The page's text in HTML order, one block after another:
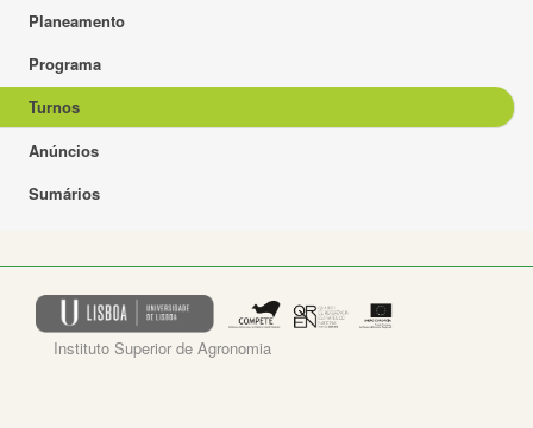
Planeamento
Programa
Turnos
Anúncios
Sumários
Instituto Superior de Agronomia